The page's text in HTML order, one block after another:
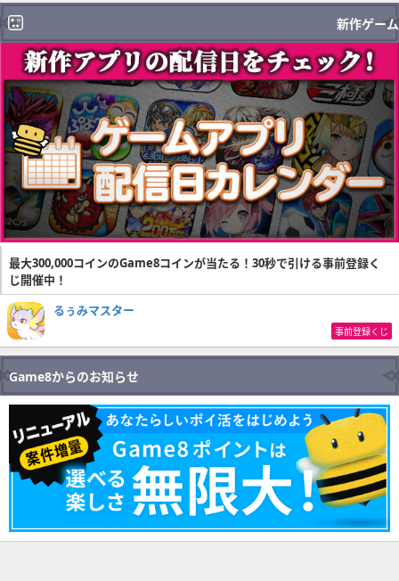
新作ゲーム
最大300,000コインのGame8コインが当たる！30秒で引ける事前登録く
じ開催中！
るぅみマスター
事前登録くじ
Game8からのお知らせ